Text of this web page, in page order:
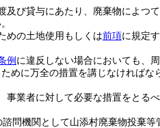
及び貸与にあたり、廃棄物によつ
めの土地使用もしくは前項に規定
例 に違反しない場合においても、
めに万全の措置を講じなければな
業者に対して必要な措置をとる
問機関として山添村廃棄物投棄等